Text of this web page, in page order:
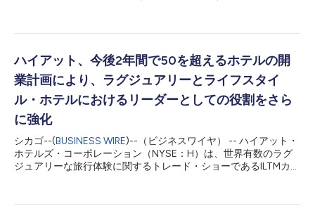
渉を進めることに合意したと発表しました。 ハイアットの社長
のように述べています。「プラヤは、長年にわたり当ホテルの貴
重なパートナーとなってきました。オールインクルーシブリゾー
トを運営する世界的な大手であり、カリブ海地域やメキシコの象
徴的な場所と主要な市場に、ハイクオリティでハイエンドなオー
ルインクルーシブリゾートの一流ポートフォリオを所有していま
す。現在検討が進められている戦略代替案には、ハイアットに新
しい持久力のある増分費用方式の料金体系が加わる、魅力あふれ
る戦略的メリットが秘められているのです。当社は今後もアセッ
トライトなビジネスモデルを堅持し、このプロセスが継続するよ
うであれば、当社が進めるあらゆ...
ハイアット、今後2年間で50を超えるホテルの開
業計画により、ラグジュアリーとライフスタイ
ル・ホテルにおけるリーダーとしての役割をさら
に強化
シカゴ--(BUSINESS WIRE)--（ビジネスワイヤ） -- ハイアット・
ホテルズ・コーポレーション（NYSE：H）は、世界有数のラグ
ジュアリーな旅行体験に関するトレード・ショーであるILTMカン
プラインを発表しました。 ラグジュアリーな旅行の需要は、